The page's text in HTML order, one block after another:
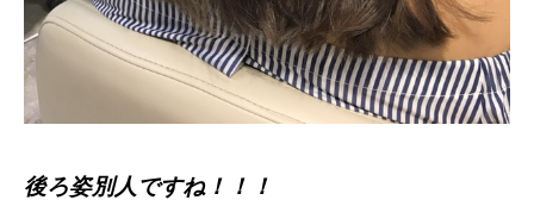
後ろ姿別人ですね！！！